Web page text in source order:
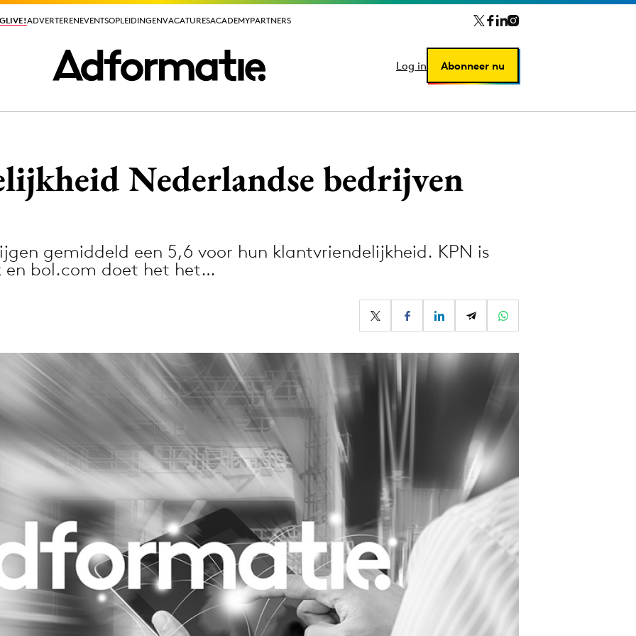
ADVERTERENEVENTSOPLEIDINGENVACATURESACADEMYPARTNERS
Log in Abonneer nu
ADVERTERENEVENTSOPLEIDINGENVACATURESACADEMYPARTNERS
Log in Abonneer nu
Media
Merkstrategie
Reputatie & crisis
Nederlandse bedrijven
gemiddeld een 5,6 voor hun klantvriendelijkheid. KPN is
en bol.com doet het het…